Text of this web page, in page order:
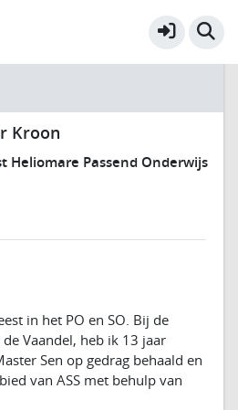
Kroon
Heliomare Passend Onderwijs
in het PO en SO. Bij de
Vaandel, heb ik 13 jaar
Sen op gedrag behaald en
van ASS met behulp van